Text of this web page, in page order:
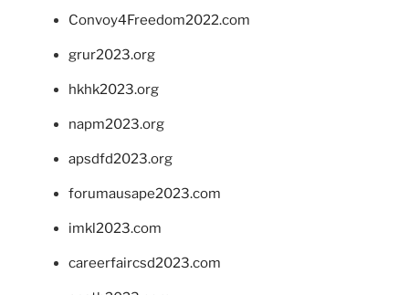
Convoy4Freedom2022.com
grur2023.org
hkhk2023.org
napm2023.org
apsdfd2023.org
forumausape2023.com
imkl2023.com
careerfaircsd2023.com